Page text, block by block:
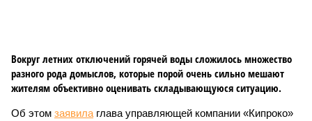
Вокруг летних отключений горячей воды сложилось множество
разного рода домыслов, которые порой очень сильно мешают
жителям объективно оценивать складывающуюся ситуацию.
Об этом заявила глава управляющей компании «Кипроко»